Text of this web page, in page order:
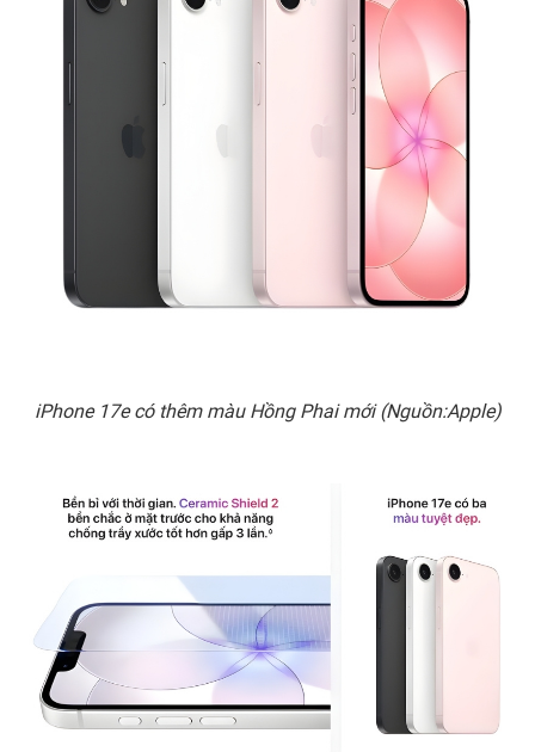
iPhone 17e có thêm màu Hồng Phai mới (Nguồn:Apple)